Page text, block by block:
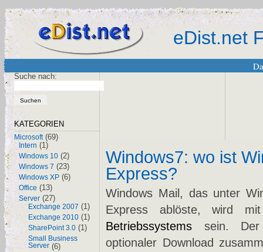
eDist.net
Suche nach:
KATEGORIEN
Microsoft(69)
Intern (1)
Windows 10 (2)
Windows 7 (23)
Windows XP (6)
Office (13)
Server (27)
Exchange 2007 (1)
Exchange 2010 (1)
SharePoint 3.0 (1)
Small Business
Server (6)
Windows7: wo ist
Express?
Windows Mail, das unter
Express ablöste, wird
Betriebssystems sein. Der
optionaler Download